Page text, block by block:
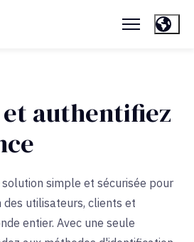
authentifiez
simple et sécurisée pour
des utilisateurs, clients et
entier. Avec une seule